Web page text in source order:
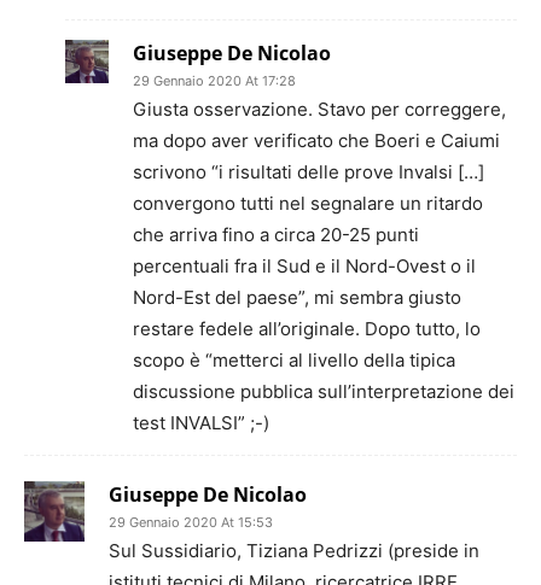
Giuseppe De Nicolao
29 Gennaio 2020 At 17:28
Giusta osservazione. Stavo per correggere,
ma dopo aver verificato che Boeri e Caiumi
scrivono “i risultati delle prove Invalsi […]
convergono tutti nel segnalare un ritardo
che arriva fino a circa 20-25 punti
percentuali fra il Sud e il Nord-Ovest o il
Nord-Est del paese”, mi sembra giusto
restare fedele all’originale. Dopo tutto, lo
scopo è “metterci al livello della tipica
discussione pubblica sull’interpretazione dei
test INVALSI” ;-)
Giuseppe De Nicolao
29 Gennaio 2020 At 15:53
Sul Sussidiario, Tiziana Pedrizzi (preside in